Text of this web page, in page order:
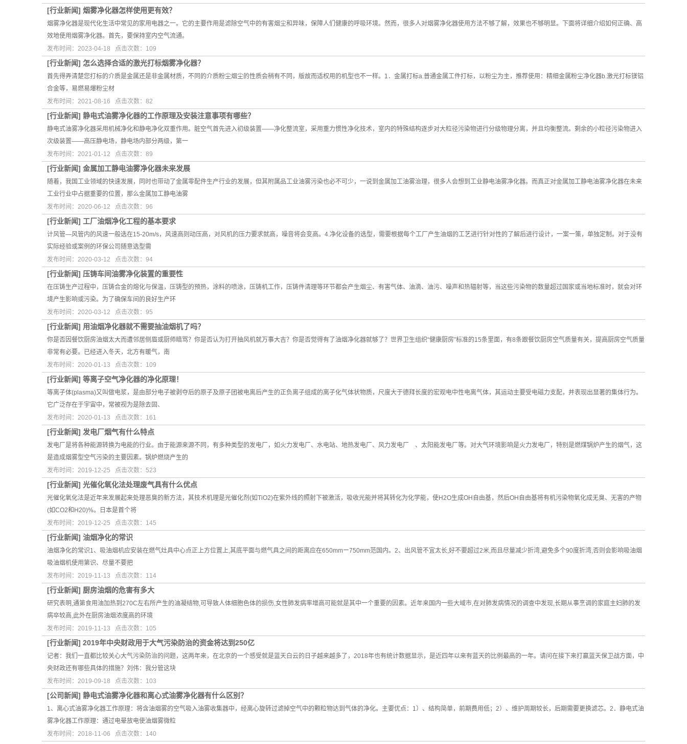
[行业新闻] 烟雾净化器怎样使用更有效？
烟雾净化器是现代化生活中常见的家用电器之一。它的主要作用是滤除空气中的有害烟尘和异味，保障人们健康的呼吸环境。然而，很多人对烟雾净化器使用方法不够了解，效果也不够明显。下面将详细介绍如何正确、高
效地使用烟雾净化器。首先，要保持室内空气流通。
发布时间：2023-04-18 点击次数：109
[行业新闻] 怎么选择合适的激光打标烟雾净化器？
首先得弄清楚您打标的介质是金属还是非金属材质，不同的介质粉尘烟尘的性质会稍有不同，版故而适权用的机型也不一样。1．金属打标a.普通金属工件打标，以粉尘为主，推荐使用：精细金属粉尘净化器b.激光打标镁铝
合金等，易燃易爆粉尘材
发布时间：2021-08-16 点击次数：82
[行业新闻] 静电式油雾净化器的工作原理及安装注意事项有哪些？
静电式油雾净化器采用机械净化和静电净化双重作用。脏空气首先进入初级装置——净化整流室，采用重力惯性净化技术，室内的特殊结构逐步对大粒径污染物进行分级物理分离，并且均衡整流。剩余的小粒径污染物进入
次级装置——高压静电场，静电场内部分两级，第一
发布时间：2021-01-12 点击次数：89
[行业新闻] 金属加工静电油雾净化器未来发展
随着，我国工业领域的快速发展，同时也带动了金属零配件生产行业的发展，但其附属品工业油雾污染也必不可少，一说到金属加工油雾治理，很多人会想到工业静电油雾净化器。而真正对金属加工静电油雾净化器在未来
工业行业中占据重要的位置，那么金属加工静电油雾
发布时间：2020-06-12 点击次数：96
[行业新闻] 工厂油烟净化工程的基本要求
计风管—风管内的风速一般选在15-20m/s，风速高则动压高，对风机的压力要求就高，噪音将会变高。4.净化设备的选型，需要根据每个工厂产生油烟的工艺进行针对性的了解后进行设计，一案一策，单独定制。对于没有
实际经验或案例的环保公司随意选型需
发布时间：2020-03-12 点击次数：94
[行业新闻] 压铸车间油雾净化装置的重要性
在压铸生产过程中，压铸合金的熔化与保温，压铸型的预热，涂料的喷涂，压铸机工作，压铸件清理等环节都会产生烟尘、有害气体、油滴、油污、噪声和热辐射等，当这些污染物的数量超过国家或当地标准时，就会对环
境产生影响或污染。为了确保车间的良好生产环
发布时间：2020-03-12 点击次数：95
[行业新闻] 用油烟净化器就不需要抽油烟机了吗？
你是否因餐饮厨房油烟太大而遭邻居侧眉或厨师暗骂？你是否认为打开抽风机就万事大吉？你是否觉得有了油烟净化器就够了？世界卫生组织“健康厨房”标准的15条里面，有8条跟餐饮厨房空气质量有关，提高厨房空气质量
非常有必要。已经进入冬天，北方有暖气，南
发布时间：2020-01-13 点击次数：109
[行业新闻] 等离子空气净化器的净化原理！
等离子体(plasma)又叫做电浆，是由部分电子被剥夺后的原子及原子团被电离后产生的正负离子组成的离子化气体状物质，尺度大于德拜长度的宏观电中性电离气体，其运动主要受电磁力支配，并表现出显著的集体行为。
它广泛存在于宇宙中，常被视为是除去固、
发布时间：2020-01-13 点击次数：161
[行业新闻] 发电厂烟气有什么特点
发电厂是将各种能源转换为电能的行业。由于能源来源不同，有多种类型的发电厂，如火力发电厂、水电站、地热发电厂、风力发电厂 、太阳能发电厂等。对大气环境影响是火力发电厂，特别是燃煤锅炉产生的烟气，这
是造成烟雾型空气污染的主要因素。锅炉燃烧产生的
发布时间：2019-12-25 点击次数：523
[行业新闻] 光催化氧化法处理废气具有什么优点
光催化氧化法是近年来发展起来处理恶臭的新方法，其技术机理是光催化剂(如TiO2)在紫外线的照射下被激活，吸收光能并将其转化为化学能，使H2O生成OH自由基，然后OH自由基将有机污染物氧化成无臭、无害的产物
(如CO2和H20)%。日本是首个将
发布时间：2019-12-25 点击次数：145
[行业新闻] 油烟净化的常识
油烟净化的常识1、吸油烟机应安装在燃气灶具中心点正上方位置上,其底平面与燃气具之间的距离应在650mmー750mm范国内。2、出风管不宜太长,好不要超过2米,而且尽量减少折湾,避免多个90度折湾,否则会影响吸油烟
吸油烟机使用第识、尽量不要把
发布时间：2019-11-13 点击次数：114
[行业新闻] 厨房油烟的危害有多大
研究表明,通第食用油加热到270C左右所产生的油凝结物,可导致人体细胞色体的损伤,女性肺发病率增高可能就是其中一个重要的因素。近年来国内一些大域市,在对肺发病情况的调查中发现,长期从事烹调的家庭主妇肺的发
病卒较高,此外在厨房油烟浓度高的环境
发布时间：2019-11-13 点击次数：105
[行业新闻] 2019年中央财政用于大气污染防治的资金将达到250亿
记者：我们一直都比较关心大气污染防治的问题，这两年来，在北京的一个感受就是蓝天白云的日子越来越多了，2018年也有统计数据显示，是近四年以来有蓝天的比例最高的一年。请问在接下来打赢蓝天保卫战方面，中
央财政还有哪些具体的措施？刘伟：我分管这块
发布时间：2019-09-18 点击次数：103
[公司新闻] 静电式油雾净化器和离心式油雾净化器有什么区别？
1、离心式油雾净化器工作原理：将含油烟雾的空气吸入油雾收集器中，经离心旋转过滤掉空气中的颗粒物达到气体的净化。主要优点：1）、结构简单，前期费用低；2）、维护周期较长，后期需要更换滤芯。2．静电式油
雾净化器工作原理：通过电晕放电使油烟雾微粒
发布时间：2018-11-06 点击次数：140